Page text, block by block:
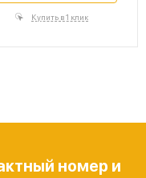
Купить в 1 клик
номер и